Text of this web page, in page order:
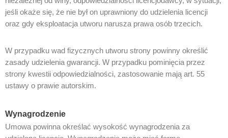
jeśli okaże się, że nie był on uprawniony do udzielenia licencji
oraz gdy eksploatacja utworu narusza prawa osób trzecich.
W przypadku wad fizycznych utworu strony powinny określić
zasady udzielenia gwarancji. W przypadku pominięcia przez
strony kwestii odpowiedzialności, zastosowanie mają art. 55
ustawy o prawie autorskim.
Wynagrodzenie
Umowa powinna określać wysokość wynagrodzenia za